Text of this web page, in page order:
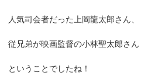
人気司会者だった上岡龍太郎さん、
従兄弟が映画監督の小林聖太郎さん
ということでしたね！